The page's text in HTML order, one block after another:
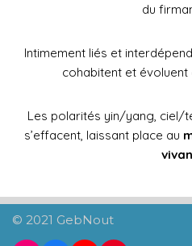
du
Intimement liés et
cohabitent et évoluent
Les polarités yin/yang, ciel/
s’effacent, laissant place au
© 2021 GebNout